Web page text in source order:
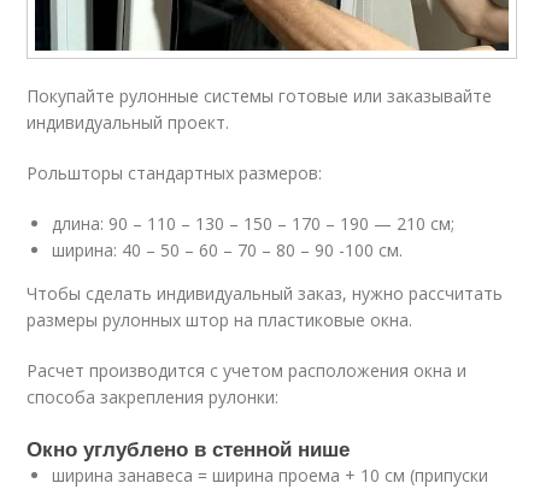
Покупайте рулонные системы готовые или заказывайте
индивидуальный проект.
Рольшторы стандартных размеров:
длина: 90 – 110 – 130 – 150 – 170 – 190 — 210 см;
ширина: 40 – 50 – 60 – 70 – 80 – 90 -100 см.
Чтобы сделать индивидуальный заказ, нужно рассчитать
размеры рулонных штор на пластиковые окна.
Расчет производится с учетом расположения окна и
способа закрепления рулонки:
Окно углублено в стенной нише
ширина занавеса = ширина проема + 10 см (припуски